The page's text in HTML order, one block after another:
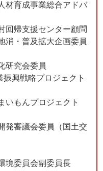
事業総合アドバ
援センター顧問
及拡大企画委員
会委員
興戦略プロジェクト
プロジェクト
会委員（国土交
員会副委員長